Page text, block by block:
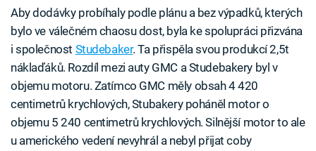
Aby dodávky probíhaly podle plánu a bez výpadků, kterých
bylo ve válečném chaosu dost, byla ke spolupráci přizvána
i společnost Studebaker. Ta přispěla svou produkcí 2,5t
náklaďáků. Rozdíl mezi auty GMC a Studebakery byl v
objemu motoru. Zatímco GMC měly obsah 4 420
centimetrů krychlových, Stubakery poháněl motor o
objemu 5 240 centimetrů krychlových. Silnější motor to ale
u amerického vedení nevyhrál a nebyl přijat coby